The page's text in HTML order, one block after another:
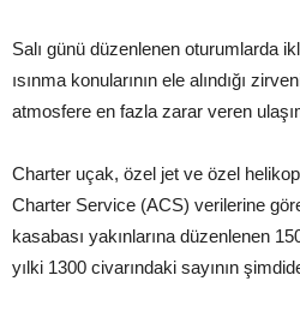
Salı günü düzenlenen oturumlarda
ısınma konularının ele alındığı
atmosfere en fazla zarar veren
Charter uçak, özel jet ve özel
Charter Service (ACS) verilerine
kasabası yakınlarına düzenlenen
yılki 1300 civarındaki sayının